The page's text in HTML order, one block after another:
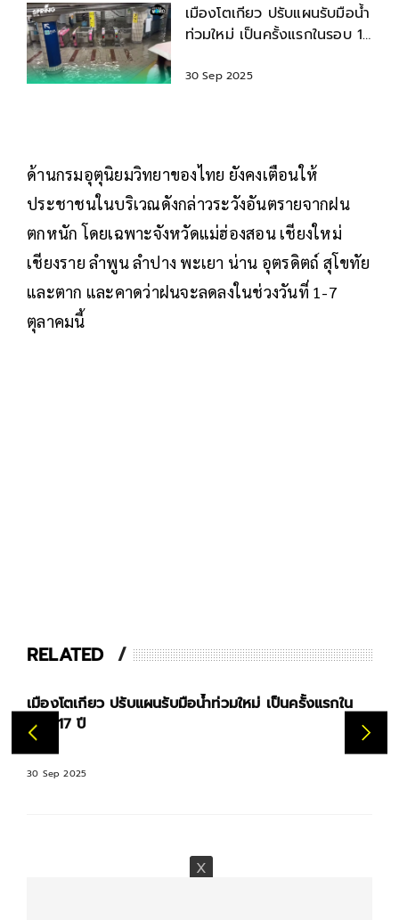
เมืองโตเกียว ปรับแผนรับมือน้ำ
ท่วมใหม่ เป็นครั้งแรกในรอบ 17
30 Sep 2025
ด้านกรมอุตุนิยมวิทยาของไทย ยังคงเตือนให้
ประชาชนในบริเวณดังกล่าวระวังอันตรายจากฝน
ตกหนัก โดยเฉพาะจังหวัดแม่ฮ่องสอน เชียงใหม่
เชียงราย ลำพูน ลำปาง พะเยา น่าน อุตรดิตถ์ สุโขทัย
และตาก และคาดว่าฝนจะลดลงในช่วงวันที่ 1-7
ตุลาคมนี้
RELATED
เมืองโตเกียว ปรับแผนรับมือน้ำท่วมใหม่ เป็นครั้งแรกใน
รอบ 17 ปี
30 Sep 2025